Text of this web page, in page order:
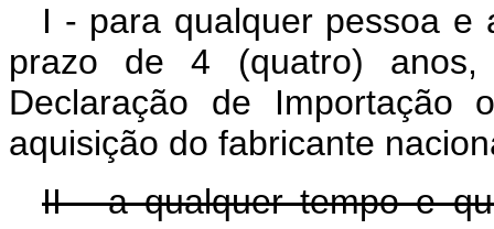
I - para qualquer pessoa e
prazo de 4 (quatro)
Declaração de
aquisição do fabricante
II - a qualquer tempo e